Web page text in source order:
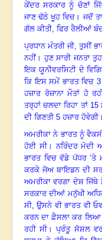
ਕੇਂਦਰ ਸਰਕਾਰ ਨੂੰ ਚੋਣਾਂ
ਜਾਣ ਢੱਠੇ ਖੂਹ ਵਿਚ । ਜਦੋਂ
ਗੱਲ ਕੀਤੀ, ਫਿਰ ਰੈਲੀਆਂ
ਪ੍ਰਧਾਨ ਮੰਤਰੀ ਜੀ, ਤੁਸੀਂ
ਨਹੀਂ। ਹੁਣ ਸਾਰੀ ਜਨਤਾ
ਇਕ ਯੂਨੀਵਰਸਿਟੀ ਦੇ
ਕਿ ਇਸ ਸਮੇਂ ਭਾਰਤ ਵਿਚ 3
ਹਜ਼ਾਰ ਰੋਜ਼ਾਨਾ ਮੌਤਾਂ ਹੋ
ਤਰ੍ਹਾਂ ਚਲਦਾ ਰਿਹਾ ਤਾਂ15
ਦੀ ਗਿਣਤੀ5 ਹਜ਼ਾਰ ਹੋਵੇਗੀ।
ਅਮਰੀਕਾ ਨੇ ਭਾਰਤ ਨੂੰ
ਹੋਈ ਸੀ। ਨਰਿੰਦਰ ਮੋਦੀ
ਭਾਰਤ ਵਿਚ ਵੱਡੇ ਪੱਧਰ ’ਤੇ
ਕਰਕੇ ਜੋਅ ਬਾਇਡਨ ਦੀ
ਅਮਰੀਕਾ ਵਰਗਾ ਦੇਸ਼ ਜਿੱਥੇ
ਸਰਕਾਰ ਦੀਆਂ ਮਨੁੱਖੀ
ਸੀ, ਉੁਸਨੇ ਵੀ ਭਾਰਤ ਵੀ
ਕਰਨ ਦਾ ਫ਼ੈਸਲਾ ਕਰ ਲਿਆ
ਰਹੀ ਸੀ। ਪ੍ਰੰਤੂ ਸੋਸ਼ਲ